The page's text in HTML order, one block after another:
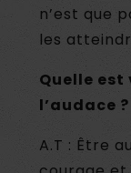
n’est que
les
Quelle
l’audace ?
A.T : Être